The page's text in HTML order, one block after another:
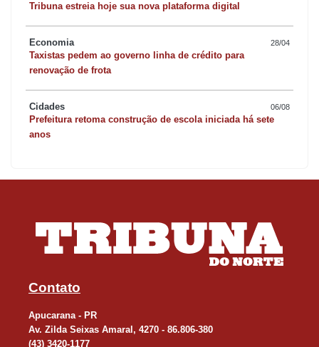
Tribuna estreia hoje sua nova plataforma digital
Economia 28/04
Taxistas pedem ao governo linha de crédito para
renovação de frota
Cidades 06/08
Prefeitura retoma construção de escola iniciada há sete
anos
Contato
Apucarana - PR
Av. Zilda Seixas Amaral, 4270 - 86.806-380
(43) 3420-1177